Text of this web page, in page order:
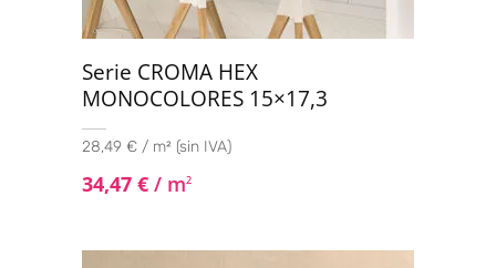
Serie CROMA HEX
MONOCOLORES 15×17,3
28,49 € / m² (sin IVA)
34,47 € / m2